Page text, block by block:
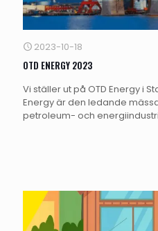
2023-10-18
OTD ENERGY 2023
Vi ställer ut på OTD Energy i
Energy är den ledande
petroleum- och